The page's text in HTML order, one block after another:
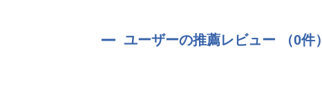
ユーザーの推薦レビュー （0件）